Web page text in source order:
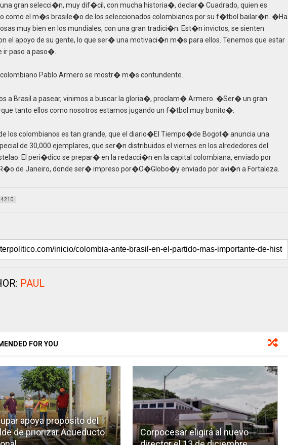
gran selecci�n, muy dif�cil, con mucha historia�, declar� Cuadrado, quien es
como el m�s brasile�o de los seleccionados colombianos por su f�tbol bailar�n. �Ha
muy bien en los mundiales, con una gran tradici�n. Est�n invictos, se sienten
el apoyo de su gente, lo que ser� una motivaci�n m�s para ellos. Tenemos que estar
ir paso a paso�.
colombiano Pablo Armero se mostr� m�s contundente.
a Brasil a pasear, vinimos a buscar la gloria�, proclam� Armero. �Ser� un gran
tanto ellos como nosotros estamos jugando un f�tbol muy bonito�.
de los colombianos es tan grande, que el diario�El Tiempo�de Bogot� anuncia una
de 30,000 ejemplares, que ser�n distribuidos el viernes en los alrededores del
El peri�dico se prepar� en la redacci�n en la capital colombiana, enviado por
de Janeiro, donde ser� impreso por�O�Globo�y enviado por avi�n a Fortaleza.
PAUL
FOR YOU
apoya propósito del
de priorizar Acueducto
Corpocesar eligirá al nuevo